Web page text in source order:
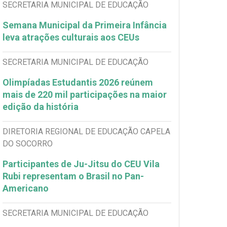
SECRETARIA MUNICIPAL DE EDUCAÇÃO
Semana Municipal da Primeira Infância
leva atrações culturais aos CEUs
SECRETARIA MUNICIPAL DE EDUCAÇÃO
Olimpíadas Estudantis 2026 reúnem
mais de 220 mil participações na maior
edição da história
DIRETORIA REGIONAL DE EDUCAÇÃO CAPELA
DO SOCORRO
Participantes de Ju-Jitsu do CEU Vila
Rubi representam o Brasil no Pan-
Americano
SECRETARIA MUNICIPAL DE EDUCAÇÃO